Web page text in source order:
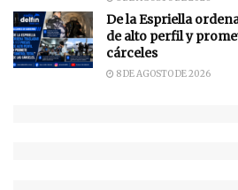
De la Espriella
de alto perfil y
cárceles
8 DE AGOSTO DE 2026